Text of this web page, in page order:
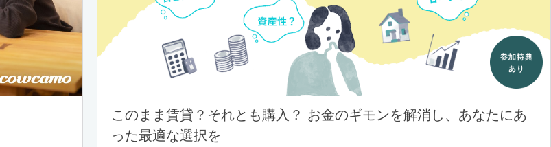
このまま賃貸？それとも購入？ お金のギモンを解消し、あなたにあ
った最適な選択を